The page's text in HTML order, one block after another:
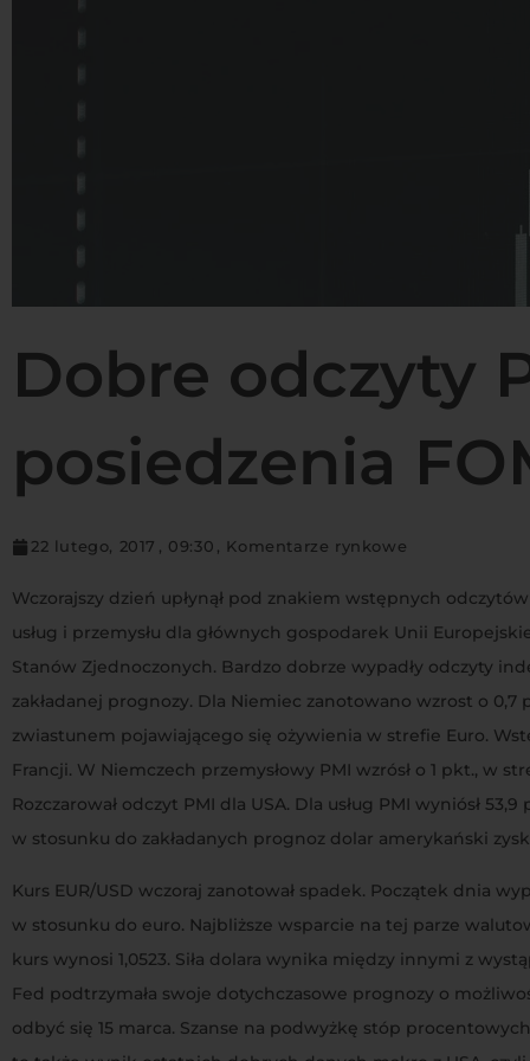
Dobre odczyty
posiedzenia
22 lutego, 2017 , 09:30 , Komentarze rynkowe
Wczorajszy dzień upłynął pod znakiem wstępnych
usług i przemysłu dla głównych gospodarek Unii
Stanów Zjednoczonych. Bardzo dobrze wypadły odczyty
zakładanej prognozy. Dla Niemiec zanotowano wzrost o
zwiastunem pojawiającego się ożywienia w strefie Euro.
Francji. W Niemczech przemysłowy PMI wzrósł o 1 pkt., w
Rozczarował odczyt PMI dla USA. Dla usług PMI wyniósł
w stosunku do zakładanych prognoz dolar amerykański
Kurs EUR/USD wczoraj zanotował spadek. Początek dnia
w stosunku do euro. Najbliższe wsparcie na tej parze
kurs wynosi 1,0523. Siła dolara wynika między innymi z
Fed podtrzymała swoje dotychczasowe prognozy o
odbyć się 15 marca. Szanse na podwyżkę stóp